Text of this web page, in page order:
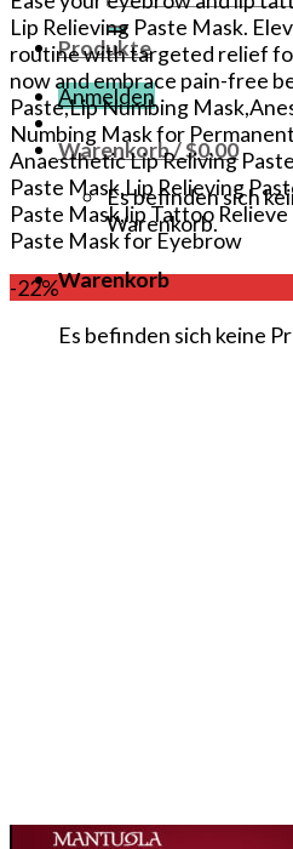
nach:
Produkte
Anmelden
Warenkorb /$0.00
Es befinden sich
Warenkorb.
Warenkorb
Es befinden sich keine
Lip Relieving Paste Mask.
routine with targeted relief
now and embrace pain-free
Paste,Lip Numbing
Numbing Mask for
Anaesthetic Lip Reliving
Paste Mask,Lip Relieving
Paste Mask,lip Tattoo
Paste Mask for Eyebrow
-22%